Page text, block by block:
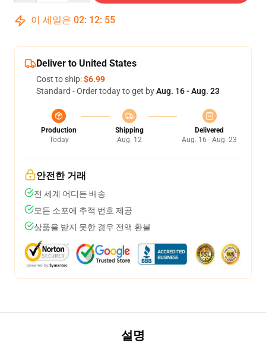
이 세일은 02: 12: 54
Deliver to United States
Cost to ship:$6.99
Standard - Order today to get byAug. 16 - Aug. 23
Production
Today
Shipping
Aug. 12
Delivered
Aug. 16 - Aug. 23
안전한 거래
전 세계 어디든 배송
모든 소포에 추적 번호 제공
상품을 받지 못한 경우 전액 환불
설명